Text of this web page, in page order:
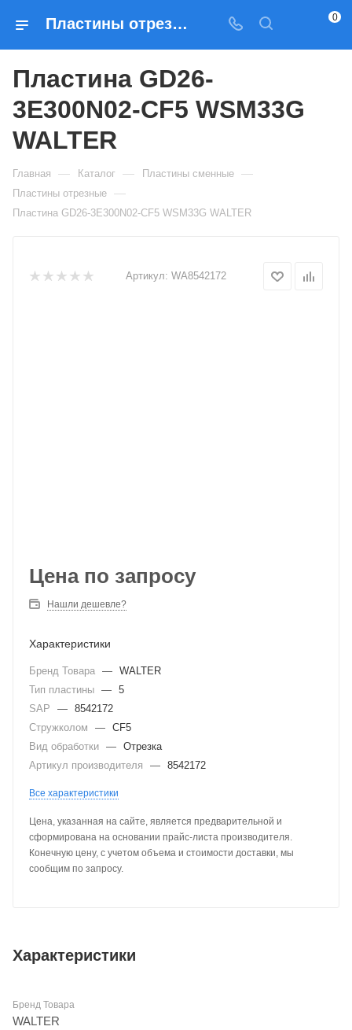
Пластины отрезные Пластина GD26-3E300N02-CF5 WSM33G WALTER — купить по выгодным ценам в Москве 0
Пластина GD26-
3E300N02-CF5 WSM33G
WALTER
Главная — Каталог — Пластины сменные —
Пластины отрезные —
Пластина GD26-3E300N02-CF5 WSM33G WALTER
Артикул: WA8542172
Цена по запросу
Нашли дешевле?
Характеристики
Бренд Товара — WALTER
Тип пластины — 5
SAP
— 8542172
Стружколом
— CF5
Вид обработки — Отрезка
Артикул производителя
— 8542172
Все характеристики
Цена, указанная на сайте, является предварительной и
сформирована на основании прайс-листа производителя.
Конечную цену, с учетом объема и стоимости доставки, мы
сообщим по запросу.
Характеристики
Бренд Товара
WALTER